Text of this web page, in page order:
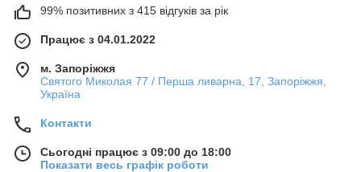
99% позитивних з 415 відгуків за рік
Працює з 04.01.2022
м. Запоріжжя
Святого Миколая 77 / Перша ливарна, 17, Запоріжжя,
Україна
Контакти
Сьогодні працює з 09:00 до 18:00
Показати весь графік роботи